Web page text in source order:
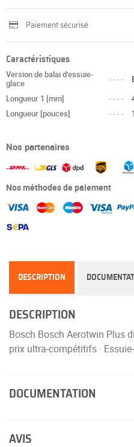
Paiement sécurisé
Caractéristiques
Version de balai d'essuie-
glace
----
Longueur 1 [mm]
----
Longueur [pouces]
----
Nos partenaires
Nos méthodes de paiement
DESCRIPTION
DESCRIPTION
Bosch Bosch Aerotwin Plus
prix ultra-compétitifs ·
DOCUMENTATION
AVIS